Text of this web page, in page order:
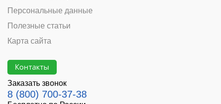
Персональные данные
Полезные статьи
Карта сайта
Контакты
Заказать звонок
8 (800) 700-37-38